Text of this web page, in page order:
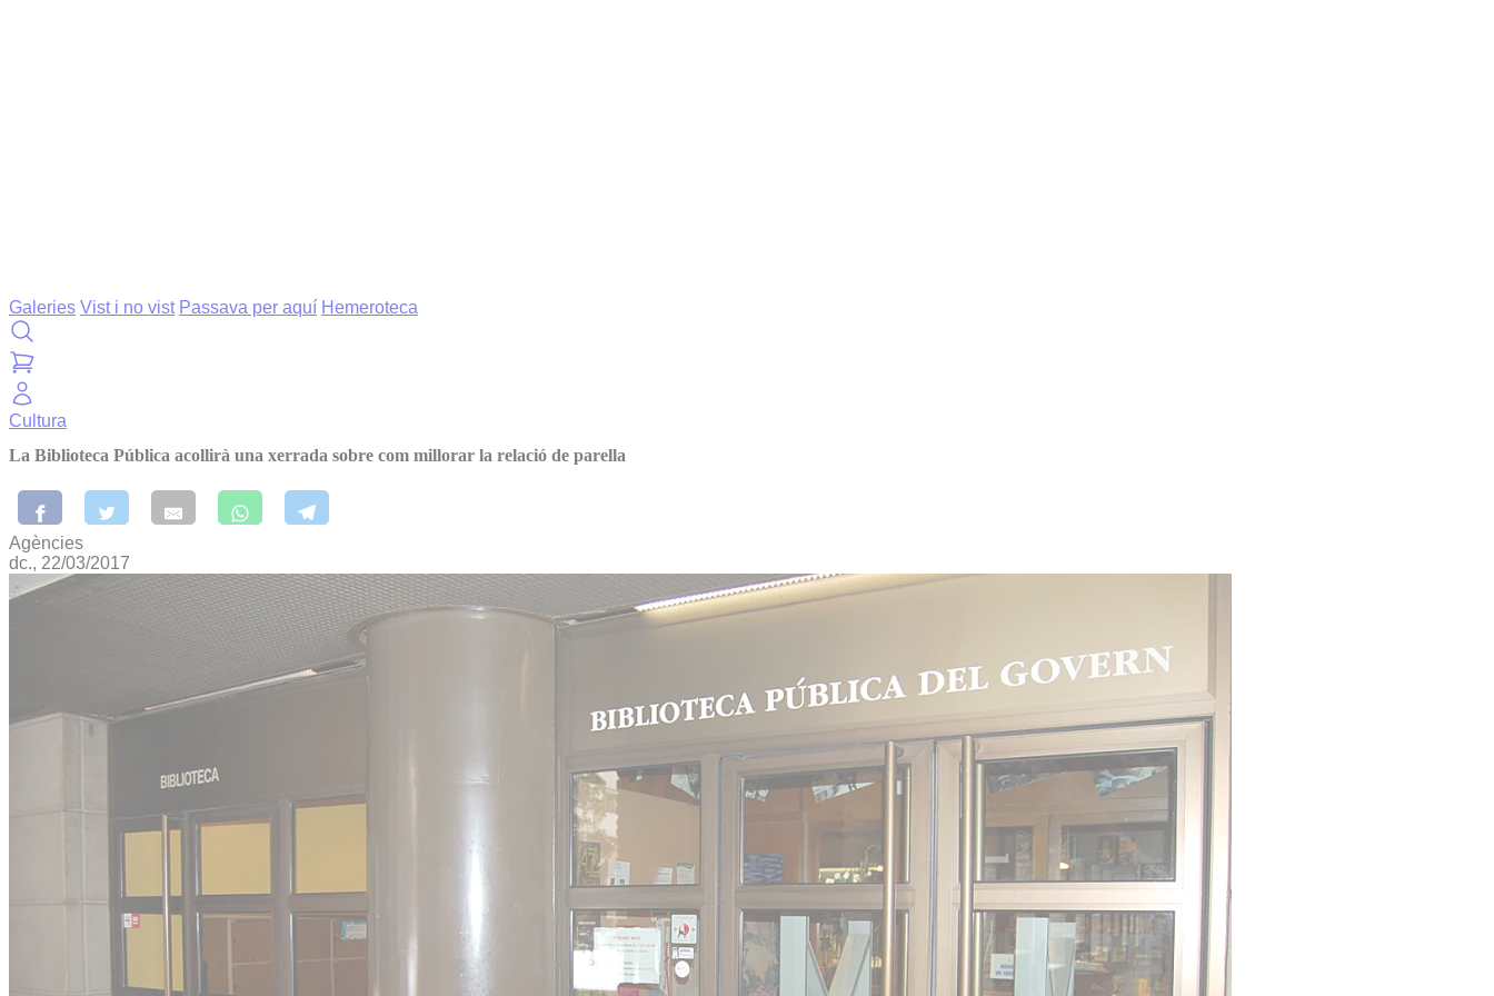
Galeries Vist i no vist Passava per aquí Hemeroteca
Cultura
La Biblioteca Pública acollirà una xerrada sobre com millorar la relació de parella
Agències
dc., 22/03/2017